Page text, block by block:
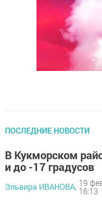
ПОСЛЕДНИЕ НОВОСТИ
В Кукморском
и до -17 градусов
Эльвира ИВАНОВА, 19
16:13